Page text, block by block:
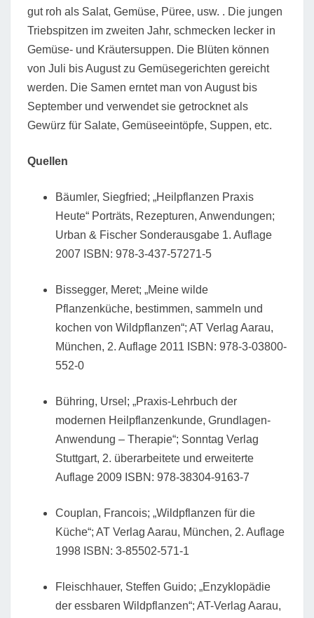
gut roh als Salat, Gemüse, Püree, usw. . Die jungen
Triebspitzen im zweiten Jahr, schmecken lecker in
Gemüse- und Kräutersuppen. Die Blüten können
von Juli bis August zu Gemüsegerichten gereicht
werden. Die Samen erntet man von August bis
September und verwendet sie getrocknet als
Gewürz für Salate, Gemüseeintöpfe, Suppen, etc.
Quellen
Bäumler, Siegfried; „Heilpflanzen Praxis
Heute“ Porträts, Rezepturen, Anwendungen;
Urban & Fischer Sonderausgabe 1. Auflage
2007 ISBN: 978-3-437-57271-5
Bissegger, Meret; „Meine wilde
Pflanzenküche, bestimmen, sammeln und
kochen von Wildpflanzen“; AT Verlag Aarau,
München, 2. Auflage 2011 ISBN: 978-3-03800-
552-0
Bühring, Ursel; „Praxis-Lehrbuch der
modernen Heilpflanzenkunde, Grundlagen-
Anwendung – Therapie“; Sonntag Verlag
Stuttgart, 2. überarbeitete und erweiterte
Auflage 2009 ISBN: 978-38304-9163-7
Couplan, Francois; „Wildpflanzen für die
Küche“; AT Verlag Aarau, München, 2. Auflage
1998 ISBN: 3-85502-571-1
Fleischhauer, Steffen Guido; „Enzyklopädie
der essbaren Wildpflanzen“; AT-Verlag Aarau,